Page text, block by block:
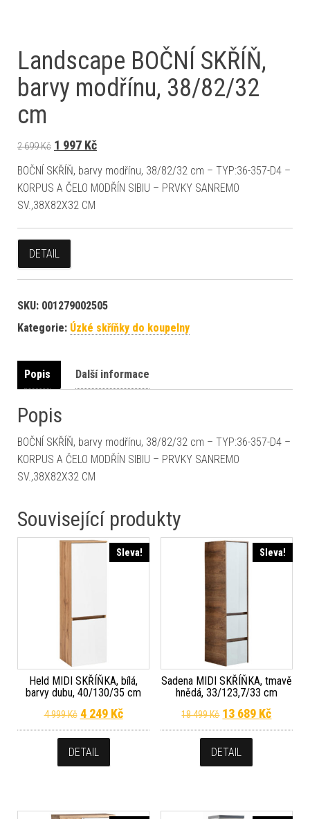
Landscape BOČNÍ SKŘÍŇ,
barvy modřínu, 38/82/32
cm
2 699Kč Původní cena byla: 2 699 Kč.
1 997 KčAktuální cena je: 1 997 Kč.
BOČNÍ SKŘÍŇ, barvy modřínu, 38/82/32 cm – TYP:36-357-D4 –
KORPUS A ČELO MODŘÍN SIBIU – PRVKY SANREMO
SV.,38X82X32 CM
DETAIL
SKU: 001279002505
Kategorie: Úzké skříňky do koupelny
Popis Další informace
Popis
BOČNÍ SKŘÍŇ, barvy modřínu, 38/82/32 cm – TYP:36-357-D4 –
KORPUS A ČELO MODŘÍN SIBIU – PRVKY SANREMO
SV.,38X82X32 CM
Související produkty
Sleva!
Held MIDI SKŘÍŇKA, bílá,
barvy dubu, 40/130/35 cm
4 999Kč Původní cena byla: 4 999 Kč.
4 249 KčAktuální cena je: 4 249 Kč.
DETAIL
Sleva!
Sadena MIDI SKŘÍŇKA, tmavě
hnědá, 33/123,7/33 cm
18 499Kč Původní cena
13 689 Kč
DETAIL